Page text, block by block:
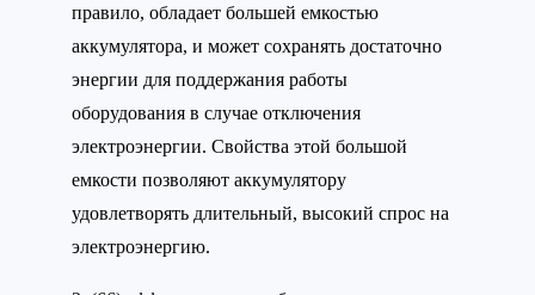
правило, обладает большей емкостью
аккумулятора, и может сохранять достаточно
энергии для поддержания работы
оборудования в случае отключения
электроэнергии. Свойства этой большой
емкости позволяют аккумулятору
удовлетворять длительный, высокий спрос на
электроэнергию.